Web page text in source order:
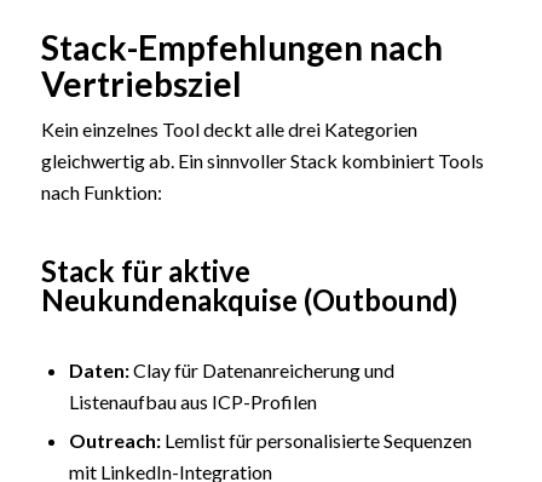
Stack-Empfehlungen nach
Vertriebsziel
Kein einzelnes Tool deckt alle drei Kategorien
gleichwertig ab. Ein sinnvoller Stack kombiniert Tools
nach Funktion:
Stack für aktive
Neukundenakquise (Outbound)
Daten:Clay für Datenanreicherung und
Listenaufbau aus ICP-Profilen
Outreach:Lemlist für personalisierte Sequenzen
mit LinkedIn-Integration